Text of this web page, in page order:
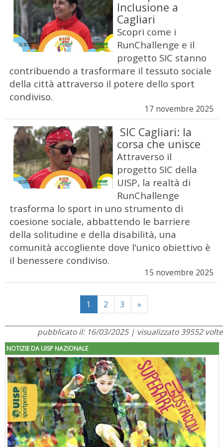
Inclusione a
Cagliari
Scopri come i
RunChallenge e il
progetto SIC stanno
contribuendo a trasformare il tessuto sociale
della città attraverso il potere dello sport
condiviso.
17 novembre 2025
SIC Cagliari: la
corsa che unisce
Attraverso il
progetto SIC della
UISP, la realtà di
RunChallenge
trasforma lo sport in uno strumento di
coesione sociale, abbattendo le barriere
della solitudine e della disabilità, una
comunità accogliente dove l'unico obiettivo è
il benessere condiviso.
15 novembre 2025
1 2 3 »Next
pubblicato il: 16/03/2025 | visualizzato 39552 volte
NOTIZIE DA UISP NAZIONALE